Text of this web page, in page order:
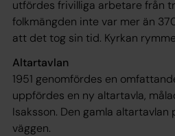
utfördes frivilliga arbetare från
folkmängden inte var mer än
att det tog sin tid. Kyrkan
Altartavlan
1951 genomfördes en
uppfördes en ny altartavla,
Isaksson. Den gamla
väggen.